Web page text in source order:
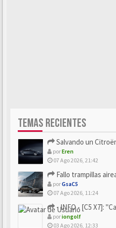
TEMAS RECIENTES
Salvando un Citroën C5
porEren
07 Ago 2026, 21:42
Fallo trampillas
porGsaC5
07 Ago 2026, 11:24
- INFO - [C5 X7]:
poriongolf
03 Ago 2026, 12:33